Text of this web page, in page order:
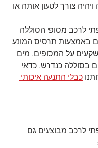
צורך לטעון אותה או
לרכב מסופי הסוללה
באמצעות תרסיס המונע
על המסופים. מים
בסוללה כנדרש. כדאי
כבלי התנעה איכותי
לרכב מבוצעים גם